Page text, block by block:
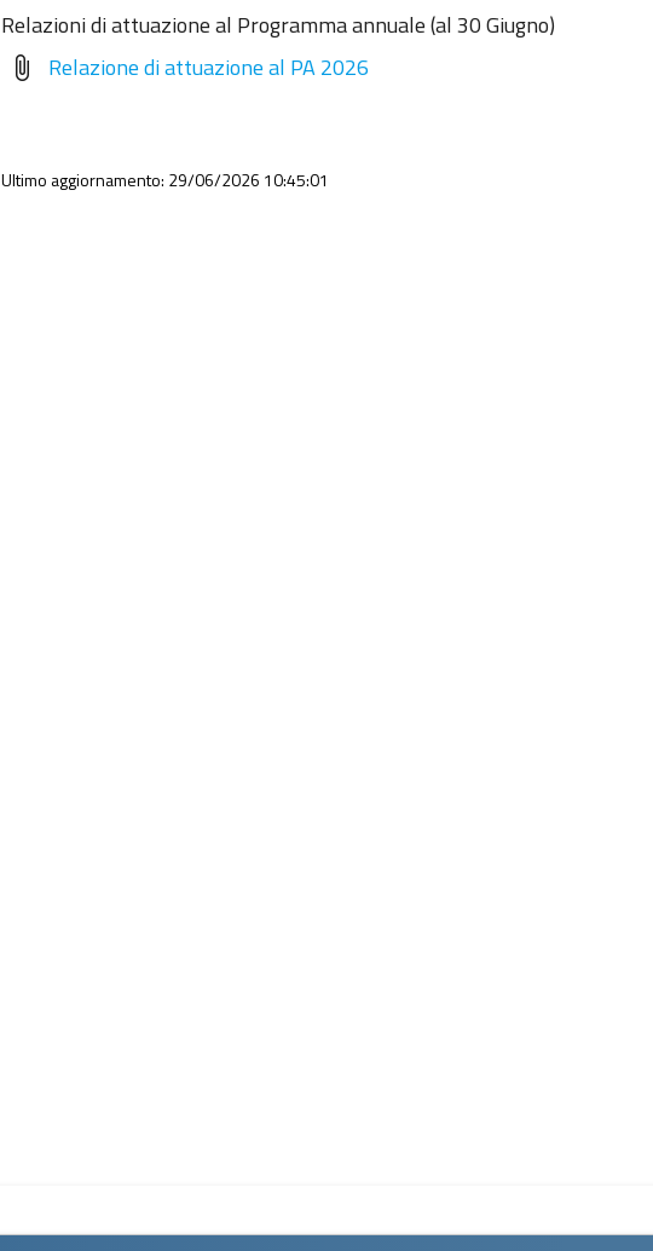
Relazioni di attuazione al Programma annuale (al 30 Giugno)
attach_file Relazione di attuazione al PA 2026
Ultimo aggiornamento: 29/06/2026 10:45:01